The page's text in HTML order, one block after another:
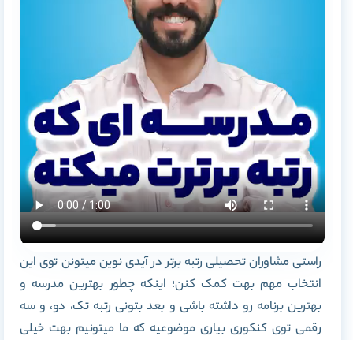
راستی مشاوران تحصیلی رتبه برتر در آیدی نوین میتونن توی این
انتخاب مهم بهت کمک کنن؛ اینکه چطور بهترین مدرسه و
بهترین برنامه رو داشته باشی و بعد بتونی رتبه تک، دو، و سه
رقمی توی کنکوری بیاری موضوعیه که ما میتونیم بهت خیلی